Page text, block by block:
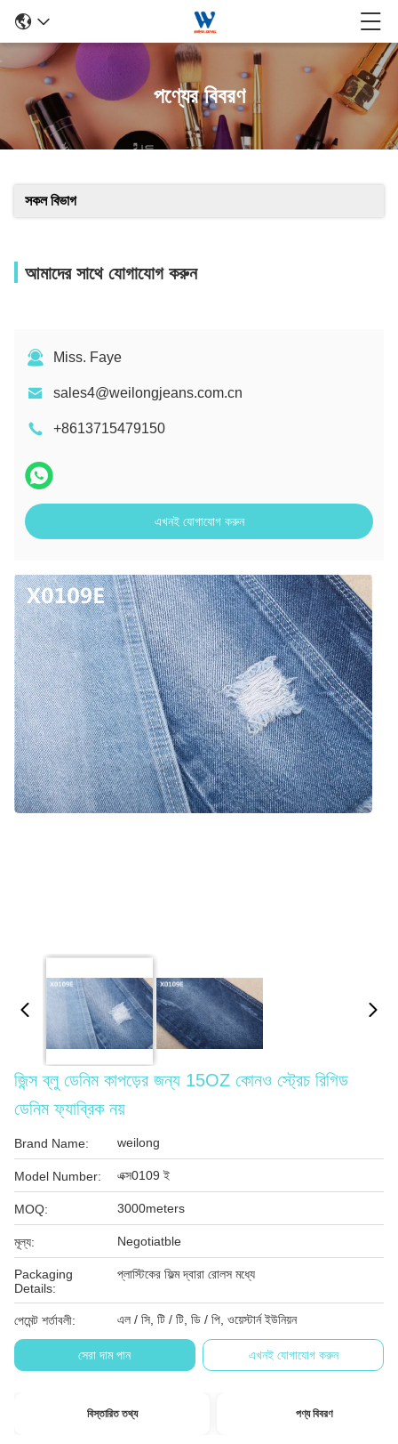
পণ্যের বিবরণ
সকল বিভাগ
আমাদের সাথে যোগাযোগ করুন
Miss. Faye
sales4@weilongjeans.com.cn
+8613715479150
এখনই যোগাযোগ করুন
জিন্স ব্লু ডেনিম কাপড়ের জন্য 15OZ কোনও স্ট্রেচ রিগিড
ডেনিম ফ্যাব্রিক নয়
Brand Name: weilong
Model Number: এক্স0109 ই
MOQ: 3000meters
মূল্য: Negotiatble
Packaging
Details:
প্লাস্টিকের ফিল্ম দ্বারা রোলস মধ্যে
পেমেন্ট শর্তাবলী: এল / সি, টি / টি, ডি / পি, ওয়েস্টার্ন ইউনিয়ন
সেরা দাম পান এখনই যোগাযোগ করুন
বিস্তারিত তথ্য পণ্য বিবরণ